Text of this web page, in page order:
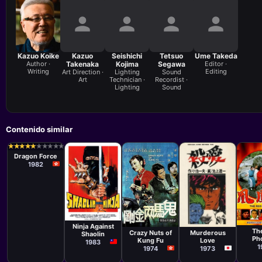
Kazuo Koike
Author ·
Writing
Kazuo
Takenaka
Art Direction ·
Art
Seishichi
Kojima
Lighting
Technician ·
Lighting
Tetsuo
Segawa
Sound
Recordist ·
Sound
Ume Takeda
Editor ·
Editing
Contenido similar
★
★★
★★
★★
★★
★★
★★
★★
★★
★★
★
Michael Mak
Dragon Force
1982
Película
Robert Tai
Ninja Against
Shaolin
1983
Película
Lee Tso-Nam
Crazy Nuts of
Kung Fu
1974
Película
Koichi
Takemoto
Murderous
Love
1973